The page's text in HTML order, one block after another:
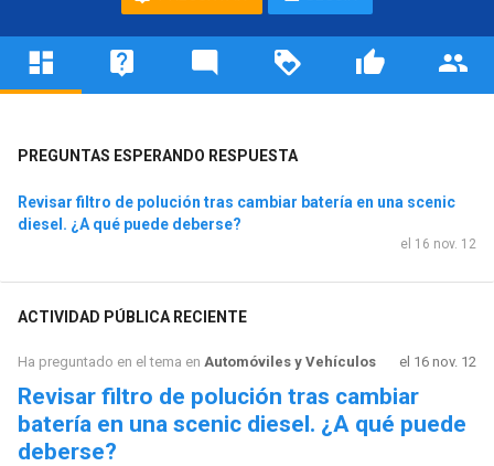
PREGUNTAS ESPERANDO RESPUESTA
Revisar filtro de polución tras cambiar batería en una scenic
diesel. ¿A qué puede deberse?
el 16 nov. 12
ACTIVIDAD PÚBLICA RECIENTE
Ha preguntado en el tema en Automóviles y Vehículos el 16 nov. 12
Revisar filtro de polución tras cambiar
batería en una scenic diesel. ¿A qué puede
deberse?